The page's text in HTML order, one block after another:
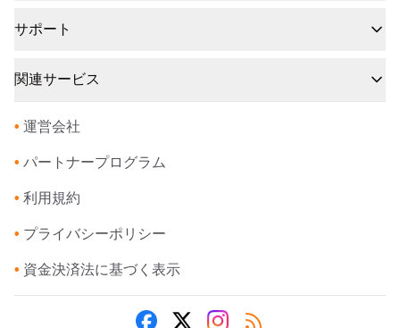
サポート
関連サービス
• 運営会社
• パートナープログラム
• 利用規約
• プライバシーポリシー
• 資金決済法に基づく表示